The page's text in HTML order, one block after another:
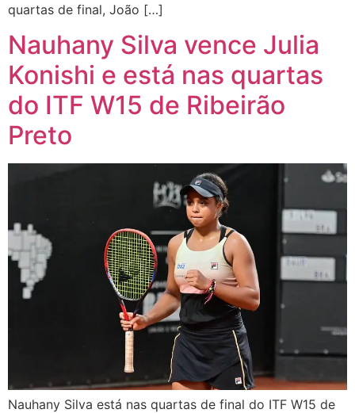
quartas de final, João […]
Nauhany Silva vence Julia
Konishi e está nas quartas
do ITF W15 de Ribeirão
Preto
Nauhany Silva está nas quartas de final do ITF W15 de